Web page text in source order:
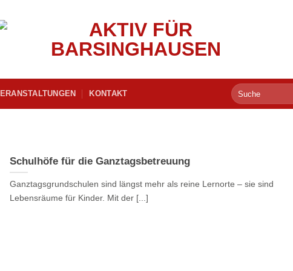
KONTAKT
Schulhöfe für die Ganztagsbetreuung
Ganztagsgrundschulen sind längst mehr als reine Lernorte – sie sind
Lebensräume für Kinder. Mit der [...]